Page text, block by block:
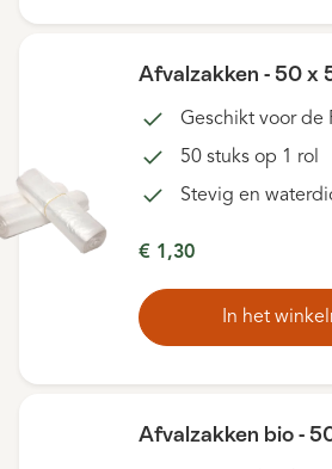
Afvalzakken - 50 x
Geschikt voor de
50 stuks op 1 rol
Stevig en
€ 1,30
In het
Afvalzakken bio -